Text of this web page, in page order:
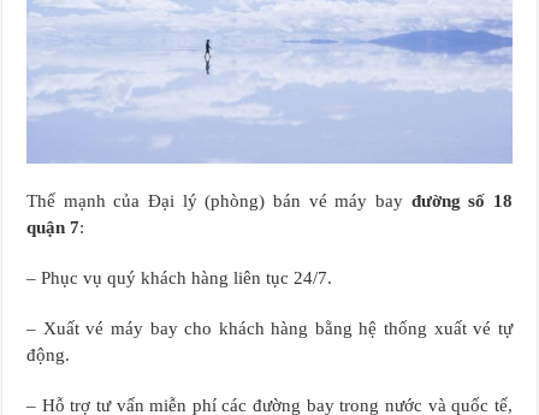
Thế mạnh của Đại lý (phòng) bán vé máy bay đường số 18
quận 7:
– Phục vụ quý khách hàng liên tục 24/7.
– Xuất vé máy bay cho khách hàng bằng hệ thống xuất vé tự
động.
– Hỗ trợ tư vấn miễn phí các đường bay trong nước và quốc tế,